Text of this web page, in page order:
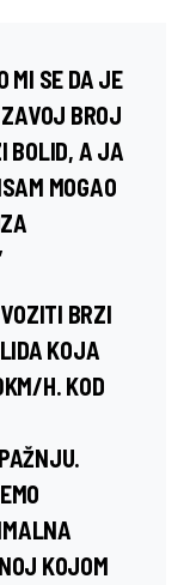
MI SE DA JE
BROJ
BOLID, A JA
MOGAO
BRZI
KOJA
H. KOD
KOJOM